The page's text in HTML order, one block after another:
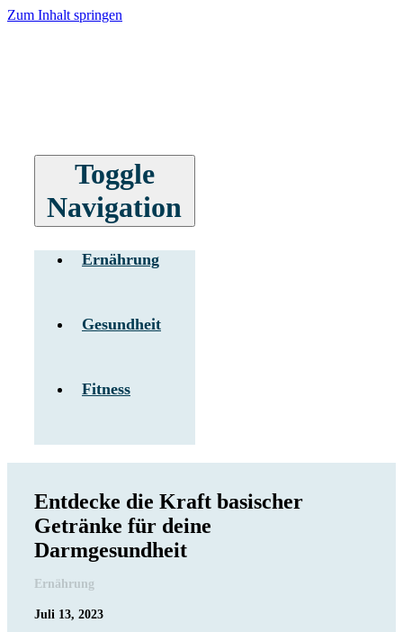
Zum Inhalt springen
Toggle
Navigation
Ernährung
Gesundheit
Fitness
Entdecke die Kraft basischer
Getränke für deine
Darmgesundheit
Ernährung
Juli 13, 2023